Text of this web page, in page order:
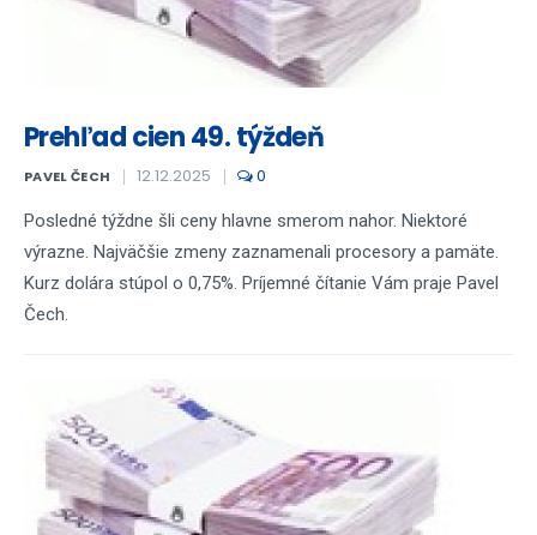
Prehľad cien 49. týždeň
PAVEL ČECH 12.12.2025 0
Posledné týždne šli ceny hlavne smerom nahor. Niektoré
výrazne. Najväčšie zmeny zaznamenali procesory a pamäte.
Kurz dolára stúpol o 0,75%. Príjemné čítanie Vám praje Pavel
Čech.